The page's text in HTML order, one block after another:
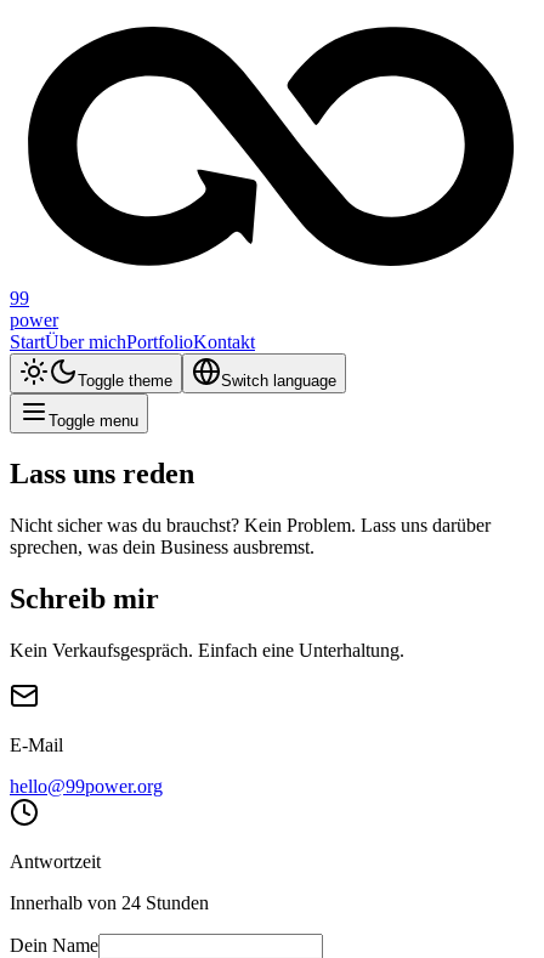
99
power
StartÜber michPortfolioKontakt
Toggle theme Switch language
Toggle menu
Lass uns reden
Nicht sicher was du brauchst? Kein Problem. Lass uns darüber
sprechen, was dein Business ausbremst.
Schreib mir
Kein Verkaufsgespräch. Einfach eine Unterhaltung.
E-Mail
hello@99power.org
Antwortzeit
Innerhalb von 24 Stunden
Dein Name